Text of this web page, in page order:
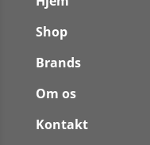
Shop
Brands
Om os
Kontakt